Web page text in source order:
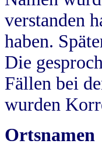
verstanden
haben.
Die
Fällen bei
wurden
Ortsnamen